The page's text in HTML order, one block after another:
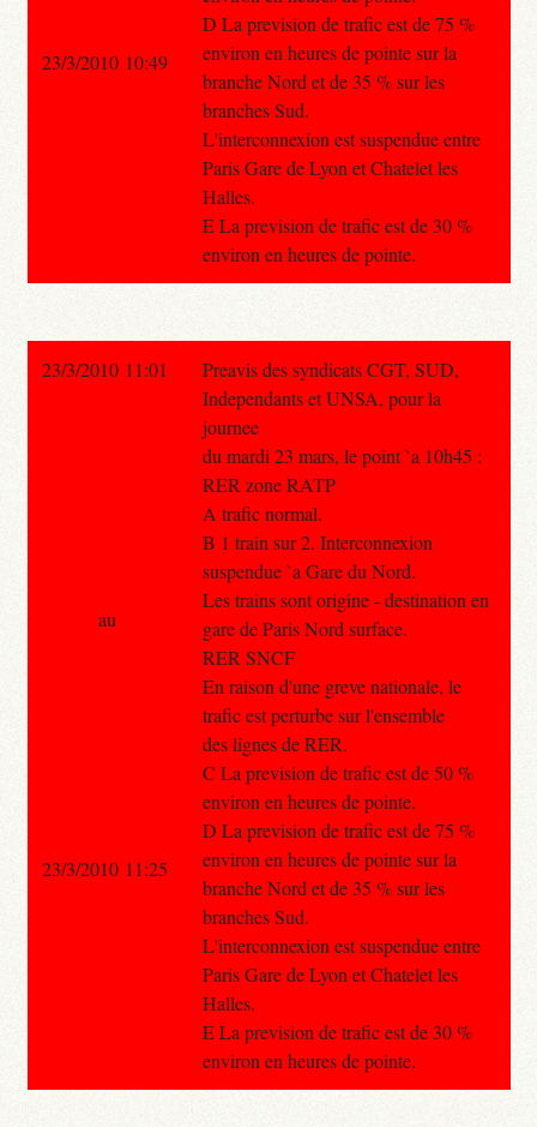
D La prevision de trafic est de 75 %
environ en heures de pointe sur la
branche Nord et de 35 % sur les
branches Sud.
L'interconnexion est suspendue entre
Paris Gare de Lyon et Chatelet les
Halles.
E La prevision de trafic est de 30 %
environ en heures de pointe.
23/3/2010 10:49
23/3/2010 11:01
Preavis des syndicats CGT, SUD,
Independants et UNSA, pour la
journee
du mardi 23 mars, le point `a 10h45 :
RER zone RATP
A trafic normal.
B 1 train sur 2. Interconnexion
suspendue `a Gare du Nord.
Les trains sont origine - destination en
gare de Paris Nord surface.
RER SNCF
En raison d'une greve nationale, le
trafic est perturbe sur l'ensemble
des lignes de RER.
C La prevision de trafic est de 50 %
environ en heures de pointe.
D La prevision de trafic est de 75 %
environ en heures de pointe sur la
branche Nord et de 35 % sur les
branches Sud.
L'interconnexion est suspendue entre
Paris Gare de Lyon et Chatelet les
Halles.
E La prevision de trafic est de 30 %
environ en heures de pointe.
au
23/3/2010 11:25